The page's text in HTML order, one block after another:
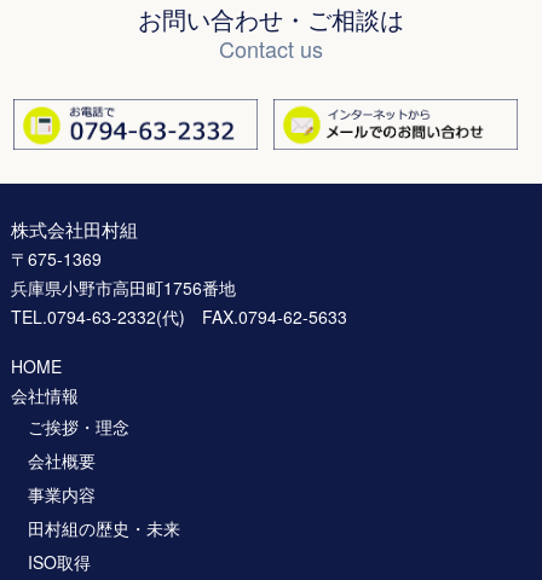
お問い合わせ・ご相談は
Contact us
株式会社田村組
〒675-1369
兵庫県小野市高田町1756番地
TEL.0794-63-2332(代) FAX.0794-62-5633
HOME
会社情報
ご挨拶・理念
会社概要
事業内容
田村組の歴史・未来
ISO取得